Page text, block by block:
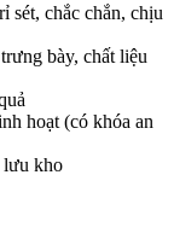
sét, chắc chắn, chịu
bày, chất liệu
hoạt (có khóa an
lưu kho